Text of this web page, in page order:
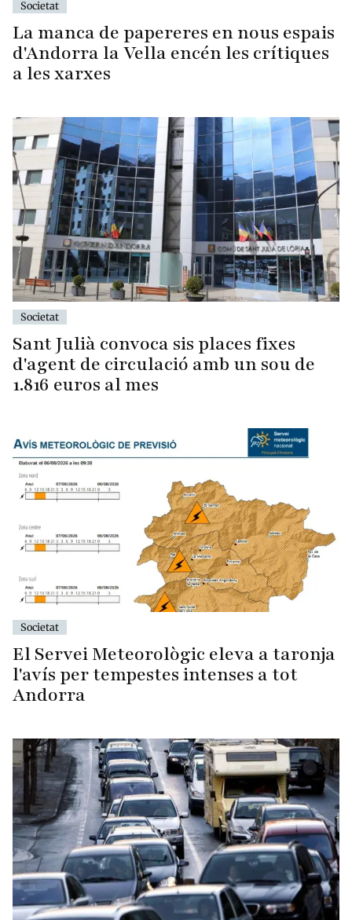
Societat
La manca de papereres en nous espais
d'Andorra la Vella encén les crítiques
a les xarxes
Societat
Sant Julià convoca sis places fixes
d'agent de circulació amb un sou de
1.816 euros al mes
Societat
El Servei Meteorològic eleva a taronja
l'avís per tempestes intenses a tot
Andorra